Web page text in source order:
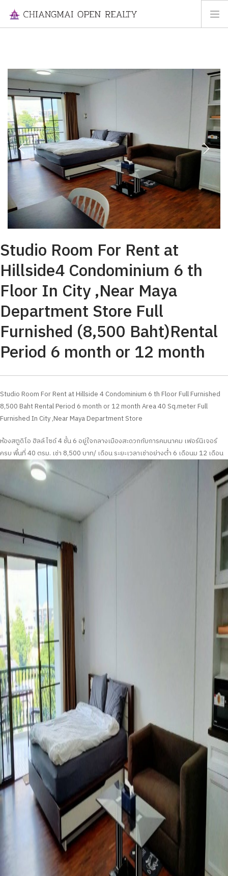
FOR SALE
INFORMATION
ABOUT US
CONTACT US
Previous Next
Studio Room For Rent at
Hillside4 Condominium 6 th
Floor In City ,Near Maya
Department Store Full
Furnished (8,500 Baht)Rental
Period 6 month or 12 month
Studio Room For Rent at Hillside 4 Condominium 6 th Floor Full Furnished
8,500 Baht Rental Period 6 month or 12 month Area 40 Sq.meter Full
Furnished In City ,Near Maya Department Store
ห้องสตูดิโอ ฮิลล์ไซด์ 4 ชั้น 6 อยู่ใจกลางเมืองสะดวกกับการคมนาคม เฟอร์นิเจอร์
ครบ พื้นที่ 40 ตรม. เช่า 8,500 บาท/ เดือน ระยะเวลาเช่าอย่างต่ำ 6 เดือนม 12 เดือน